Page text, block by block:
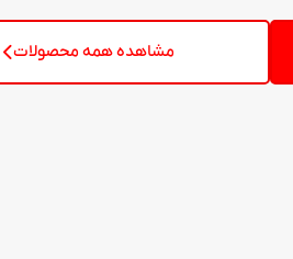
مشاهده همه محصولات